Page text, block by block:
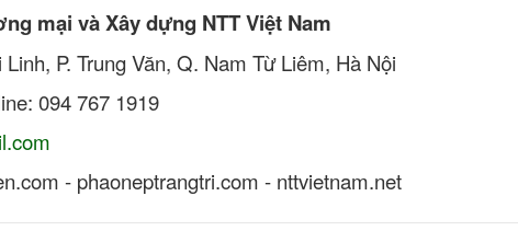
mại và Xây dựng NTT Việt Nam
P. Trung Văn, Q. Nam Từ Liêm, Hà Nội
094 767 1919
- phaoneptrangtri.com - nttvietnam.net